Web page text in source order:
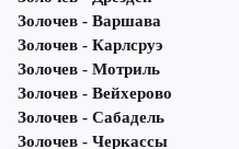
Золочев - Варшава
Золочев - Карлсруэ
Золочев - Мотриль
Золочев - Вейхерово
Золочев - Сабадель
Золочев - Черкассы